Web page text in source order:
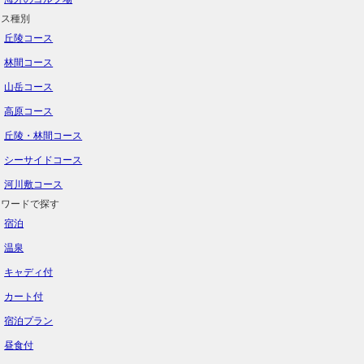
種別
丘陵コース
林間コース
山岳コース
高原コース
丘陵・林間コース
シーサイドコース
河川敷コース
ードで探す
宿泊
温泉
キャディ付
カート付
宿泊プラン
昼食付